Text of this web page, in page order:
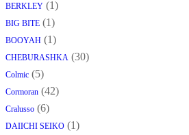
BERKLEY (1)
BIG BITE (1)
BOOYAH (1)
CHEBURASHKA (30)
Colmic (5)
Cormoran (42)
Cralusso (6)
DAIICHI SEIKO (1)